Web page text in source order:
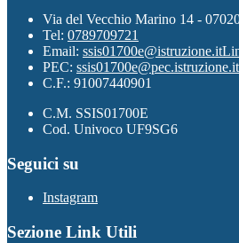
Via del Vecchio Marino 14 -
Tel: 0789709721
Email: ssis01700e@istruzione.it
PEC: ssis01700e@pec.istruzione.it
C.F.: 91007440901
C.M. SSIS01700E
Cod. Univoco UF9SG6
Seguici su
Instagram
Sezione Link Utili